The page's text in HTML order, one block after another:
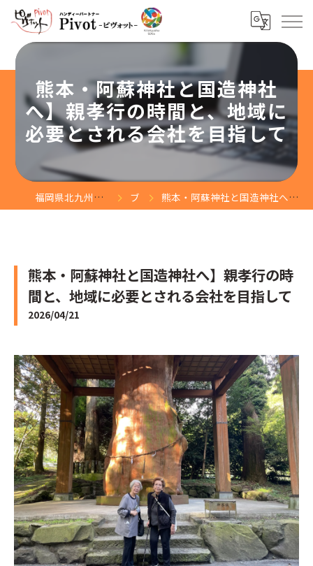
熊本・阿蘇神社と国造神社
へ】親孝行の時間と、地域に
必要とされる会社を目指して
福岡県北九州市の遺品整理なら株式会社Pivot ブログ 熊本・阿蘇神社と国造神社へ】親孝行の時間と、地域に必要とされる会社を目指して
熊本・阿蘇神社と国造神社へ】親孝行の時
間と、地域に必要とされる会社を目指して
2026/04/21